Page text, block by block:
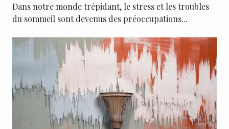
Dans notre monde trépidant, le stress et les troubles
du sommeil sont devenus des préoccupations...